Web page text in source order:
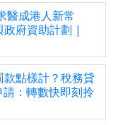
醫成港人新常
政府資助計劃 |
款點樣計？稅務貸
：轉數快即刻拎